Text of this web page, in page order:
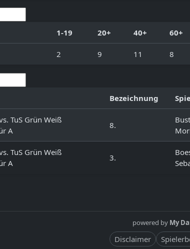
1-19 20+ 40+ 60+
2 9 11 8
Bezeichnung
TuS Grün Weiß
A
8.
Bust
TuS Grün Weiß
A
3.
powered by My
Disclaimer